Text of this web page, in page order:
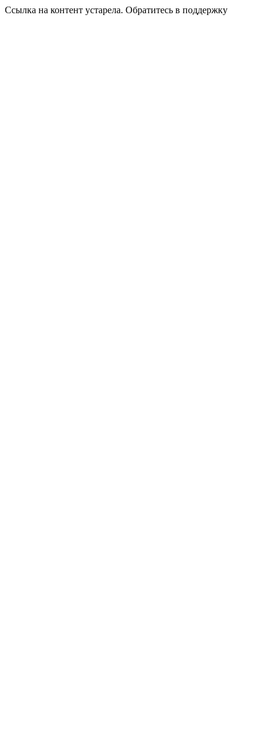
Ссылка на контент устарела. Обратитесь в поддержку